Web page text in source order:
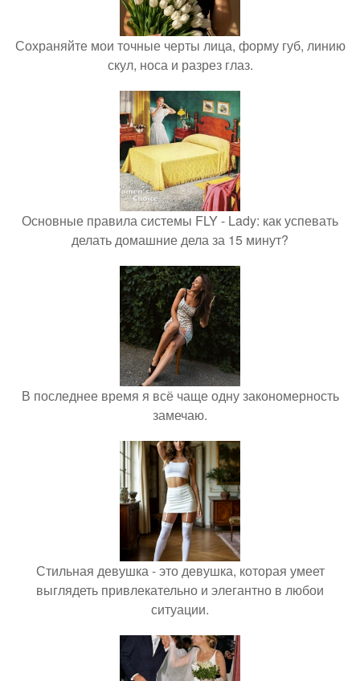
Сохраняйте мои точные черты лица, форму губ, линию
скул, носа и разрез глаз.
Основные правила системы FLY - Lady: как успевать
делать домашние дела за 15 минут?
В последнее время я всё чаще одну закономерность
замечаю.
Стильная девушка - это девушка, которая умеет
выглядеть привлекательно и элегантно в любои
ситуации.